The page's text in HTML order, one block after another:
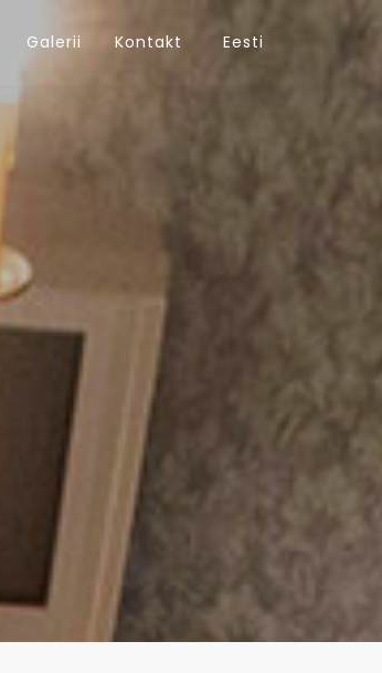
Galerii Kontakt Eesti